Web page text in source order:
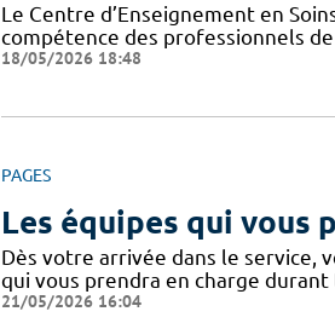
Le Centre d’Enseignement en
compétence des professionnels de
18/05/2026 18:48
PAGES
Les équipes qui vous
Dès votre arrivée dans le service,
qui vous prendra en charge
21/05/2026 16:04